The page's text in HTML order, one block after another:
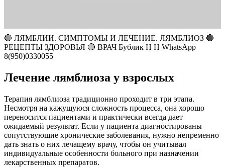
🔴 ЛЯМБЛИИ. СИМПТОМЫ И ЛЕЧЕНИЕ. ЛЯМБЛИОЗ 🔴
РЕЦЕПТЫ ЗДОРОВЬЯ 🔴 ВРАЧ Бублик Н Н WhatsApp
8(950)0330055
Лечение лямблиоза у взрослых
Терапия лямблиоза традиционно проходит в три этапа.
Несмотря на кажущуюся сложность процесса, она хорошо
переносится пациентами и практически всегда дает
ожидаемый результат. Если у пациента диагностированы
сопутствующие хронические заболевания, нужно непременно
дать знать о них лечащему врачу, чтобы он учитывал
индивидуальные особенности больного при назначении
лекарственных препаратов.